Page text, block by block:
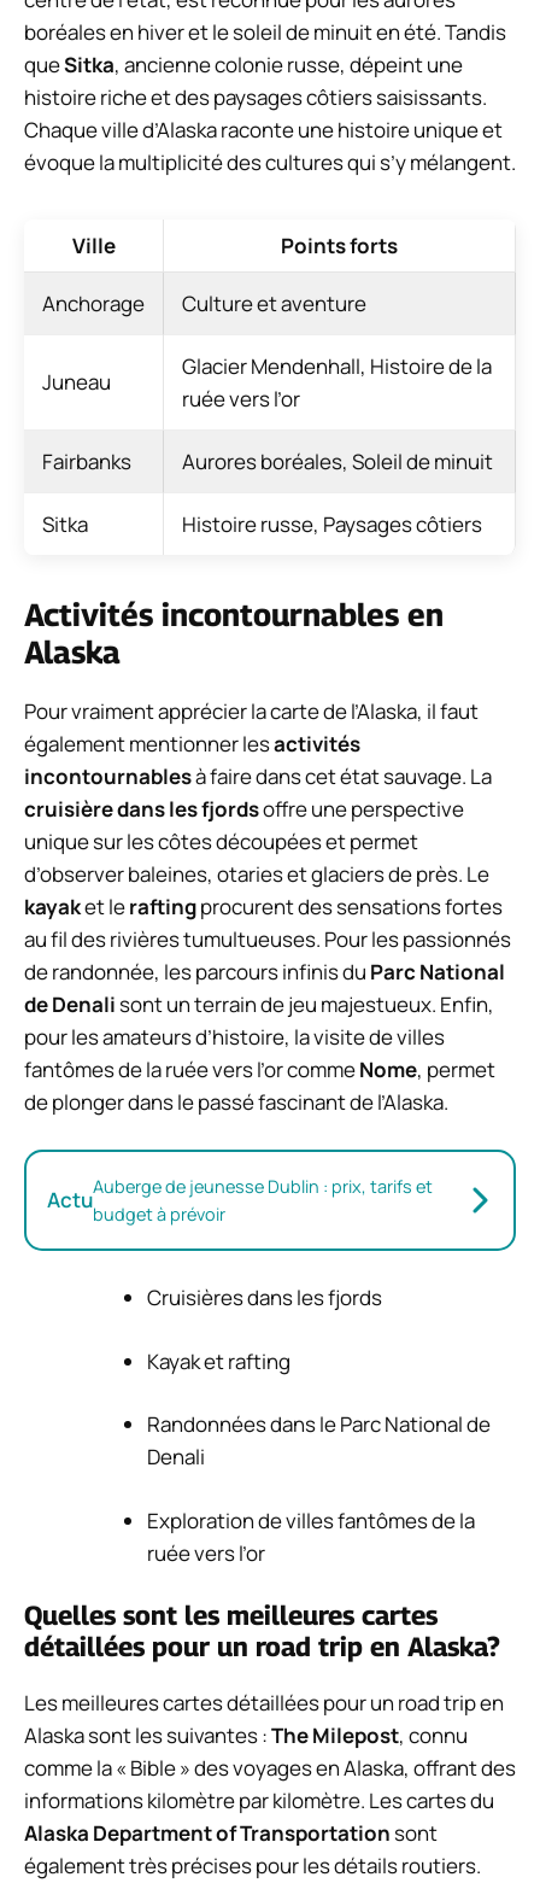
boréales en hiver et le soleil de minuit en été. Tandis
queSitka, ancienne colonie russe, dépeint une
histoire riche et des paysages côtiers saisissants.
Chaque ville d’Alaska raconte une histoire unique et
évoque la multiplicité des cultures qui s’y mélangent.
Ville Points forts
Anchorage Culture et aventure
Juneau
Glacier Mendenhall, Histoire de la
ruée vers l’or
Fairbanks Aurores boréales, Soleil de minuit
Sitka Histoire russe, Paysages côtiers
Activités incontournables en
Alaska
Pour vraiment apprécier la carte de l’Alaska, il faut
également mentionner lesactivités
incontournablesà faire dans cet état sauvage. La
cruisière dans les fjordsoffre une perspective
unique sur les côtes découpées et permet
d’observer baleines, otaries et glaciers de près. Le
kayaket leraftingprocurent des sensations fortes
au fil des rivières tumultueuses. Pour les passionnés
de randonnée, les parcours infinis du Parc National
de Denalisont un terrain de jeu majestueux. Enfin,
pour les amateurs d’histoire, la visite de villes
fantômes de la ruée vers l’or commeNome, permet
de plonger dans le passé fascinant de l’Alaska.
ActuAuberge de jeunesse Dublin : prix, tarifs et
budget à prévoir
Cruisières dans les fjords
Kayak et rafting
Randonnées dans le Parc National de
Denali
Exploration de villes fantômes de la
ruée vers l’or
Quelles sont les meilleures cartes
détaillées pour un road trip en Alaska?
Les meilleures cartes détaillées pour un road trip en
Alaska sont les suivantes :The Milepost, connu
comme la « Bible » des voyages en Alaska, offrant des
informations kilomètre par kilomètre. Les cartes du
Alaska Department of Transportationsont
également très précises pour les détails routiers.